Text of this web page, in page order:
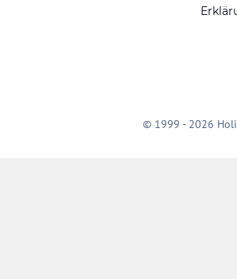
© 1999 - 2026